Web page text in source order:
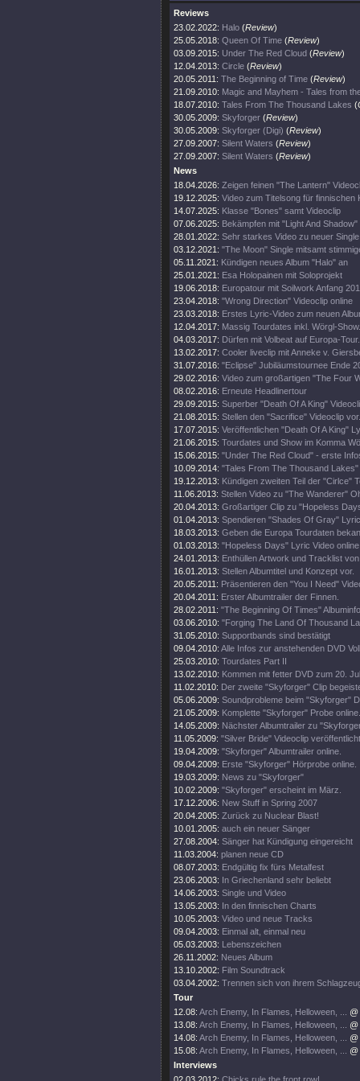
Reviews
23.02.2022: Halo (Review)
25.05.2018: Queen Of Time (Review)
03.09.2015: Under The Red Cloud (Review)
12.04.2013: Circle (Review)
20.05.2011: The Beginning of Time (Review)
21.09.2010: Magic and Mayhem - Tales from
18.07.2010: Tales From The Thousand Lakes (
30.05.2009: Skyforger (Review)
30.05.2009: Skyforger (Digi) (Review)
27.09.2007: Silent Waters (Review)
27.09.2007: Silent Waters (Review)
News
18.04.2026: Zeigen feinen "The Lantern"
19.12.2025: Video zum Titelsong für finnischen
14.07.2025: Klasse "Bones" samt Videoclip
07.06.2025: Bekämpfen mit "Light And
28.01.2022: Sehr starkes Video zu neuer Single
03.12.2021: "The Moon" Single mitsamt
05.11.2021: Kündigen neues Album "Halo" an
25.01.2021: Esa Holopainen mit Soloprojekt
19.06.2018: Europatour mit Soilwork Anfang
23.04.2018: "Wrong Direction" Videoclip online
23.03.2018: Erstes Lyric-Video zum neuen
12.04.2017: Massig Tourdates inkl. Wörgl-Show.
04.03.2017: Dürfen mit Volbeat auf Europa-Tour.
13.02.2017: Cooler liveclip mit Anneke v.
31.07.2016: "Eclipse" Jubiläumstournee Ende
29.02.2016: Video zum großartigen "The Four
08.02.2016: Erneute Headlinertour
29.09.2015: Superber "Death Of A King"
21.08.2015: Stellen den "Sacrifice" Videoclip vor.
17.07.2015: Veröffentlichen "Death Of A King"
21.06.2015: Tourdates und Show im Komma
15.06.2015: "Under The Red Cloud" - erste
10.09.2014: "Tales From The Thousand
19.12.2013: Kündigen zweiten Teil der "Cirlce"
11.06.2013: Stellen Video zu "The Wanderer"
20.04.2013: Großartiger Clip zu "Hopeless
01.04.2013: Spendieren "Shades Of Gray"
18.03.2013: Geben die Europa Tourdaten
01.03.2013: "Hopeless Days" Lyric Video
24.01.2013: Enthüllen Artwork und Tracklist
16.01.2013: Stellen Albumtitel und Konzept vor.
20.05.2011: Präsentieren den "You I Need"
20.04.2011: Erster Albumtrailer der Finnen.
28.02.2011: "The Beginning Of Times"
03.06.2010: "Forging The Land Of Thousand
31.05.2010: Supportbands sind bestätigt
09.04.2010: Alle Infos zur anstehenden DVD
25.03.2010: Tourdates Part II
13.02.2010: Kommen mit fetter DVD zum 20.
11.02.2010: Der zweite "Skyforger" Clip
05.06.2009: Soundprobleme beim "Skyforger"
21.05.2009: Komplette "Skyforger" Probe online.
14.05.2009: Nächster Albumtrailer zu
11.05.2009: "Silver Bride" Videoclip
19.04.2009: "Skyforger" Albumtrailer online.
09.04.2009: Erste "Skyforger" Hörprobe online.
19.03.2009: News zu "Skyforger"
10.02.2009: "Skyforger" erscheint im März.
17.12.2006: New Stuff in Spring 2007
20.04.2005: Zurück zu Nuclear Blast!
10.01.2005: auch ein neuer Sänger
27.08.2004: Sänger hat Kündigung eingereicht
11.03.2004: planen neue CD
08.07.2003: Endgültig fix fürs Metalfest
23.06.2003: In Griechenland sehr beliebt
14.06.2003: Single und Video
13.05.2003: In den finnischen Charts
10.05.2003: Video und neue Tracks
09.04.2003: Einmal alt, einmal neu
05.03.2003: Lebenszeichen
26.11.2002: Neues Album
13.10.2002: Film Soundtrack
03.04.2002: Trennen sich von ihrem
Tour
12.08: Arch Enemy, In Flames, Helloween, ...
13.08: Arch Enemy, In Flames, Helloween, ...
14.08: Arch Enemy, In Flames, Helloween, ...
15.08: Arch Enemy, In Flames, Helloween, ...
Interviews